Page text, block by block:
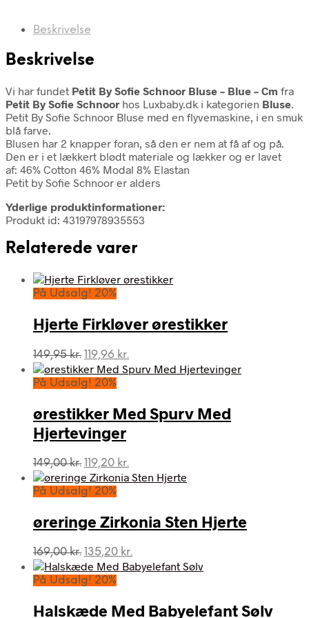
Beskrivelse
Beskrivelse
Vi har fundet Petit By Sofie Schnoor Bluse – Blue – Cm fra
Petit By Sofie Schnoor hos Luxbaby.dk i kategorien Bluse.
Petit By Sofie Schnoor Bluse med en flyvemaskine, i en smuk
blå farve.
Blusen har 2 knapper foran, så den er nem at få af og på.
Den er i et lækkert blødt materiale og lækker og er lavet
af: 46% Cotton 46% Modal 8% Elastan
Petit by Sofie Schnoor er alders
Yderlige produktinformationer:
Produkt id: 43197978935553
Relaterede varer
På Udsalg! 20%
Hjerte Firkløver ørestikker
149,95kr. Den
oprindelige
pris
149,95 kr..
119,96 kr.
aktuelle
119,96 kr..
På Udsalg! 20%
ørestikker Med Spurv Med
Hjertevinger
149,00kr. Den
oprindelige
pris
149,00 kr..
119,20 kr.
aktuelle
119,20 kr..
På Udsalg! 20%
øreringe Zirkonia Sten Hjerte
169,00kr. Den
oprindelige
pris
169,00 kr..
135,20 kr.
aktuelle
135,20 kr..
På Udsalg! 20%
Halskæde Med Babyelefant Sølv